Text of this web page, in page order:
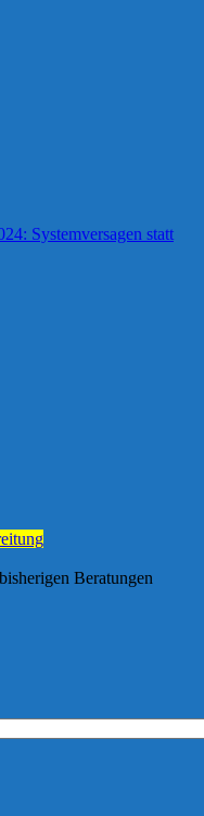
Systemversagen statt
Beratungen